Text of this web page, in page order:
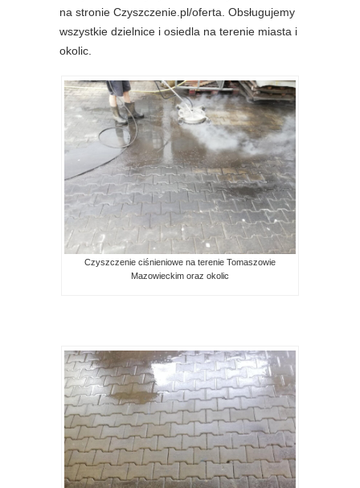
na stronie Czyszczenie.pl/oferta. Obsługujemy
wszystkie dzielnice i osiedla na terenie miasta i
okolic.
Czyszczenie ciśnieniowe na terenie Tomaszowie
Mazowieckim oraz okolic